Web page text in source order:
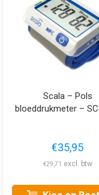
Scala – Pols
bloeddrukmeter –
€35,95
€29,71